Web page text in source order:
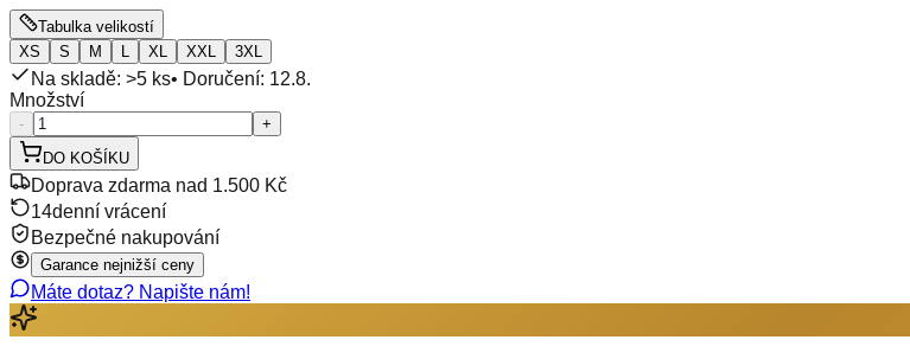
Tabulka velikostí
XS
S M L XL XXL 3XL
Na skladě: >5 ks• Doručení: 12.8.
Množství
-
+
DO KOŠÍKU
Doprava zdarma nad 1.500 Kč
14denní vrácení
Bezpečné nakupování
Garance nejnižší ceny
Máte dotaz? Napište nám!